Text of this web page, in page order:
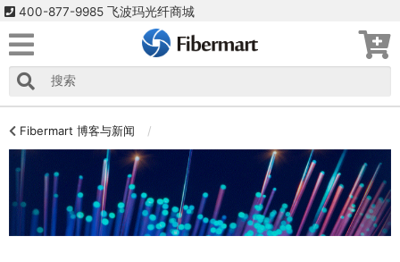
400-877-9985 飞波玛光纤商城
Fibermart 博客与新闻